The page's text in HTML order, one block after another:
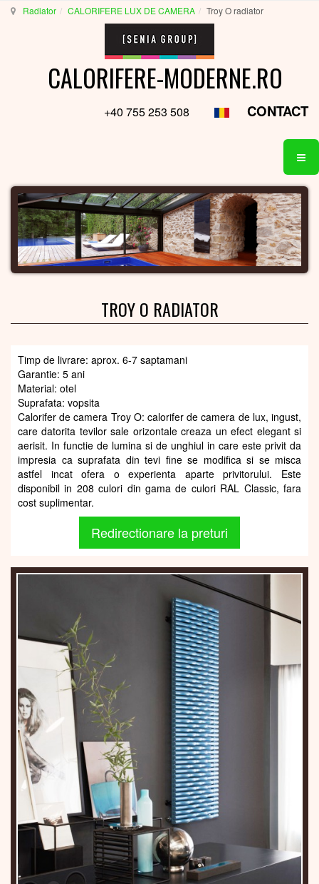
Radiator CALORIFERE LUX DE CAMERA Troy O radiator
CALORIFERE-MODERNE.RO
+40 755 253 508 CONTACT
TROY O RADIATOR
Timp de livrare: aprox. 6-7 saptamani
Garantie: 5 ani
Material: otel
Suprafata: vopsita
Calorifer de camera Troy O: calorifer de camera de lux, ingust,
care datorita tevilor sale orizontale creaza un efect elegant si
aerisit. In functie de lumina si de unghiul in care este privit da
impresia ca suprafata din tevi fine se modifica si se misca
astfel incat ofera o experienta aparte privitorului. Este
disponibil in 208 culori din gama de culori RAL Classic, fara
cost suplimentar.
Redirectionare la preturi